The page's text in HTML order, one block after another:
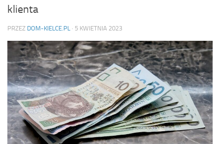
klienta
PRZEZ DOM-KIELCE.PL · 5 KWIETNIA 2023